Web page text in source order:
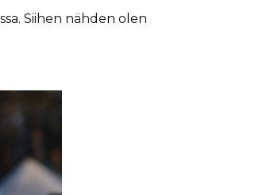
Siihen nähden olen